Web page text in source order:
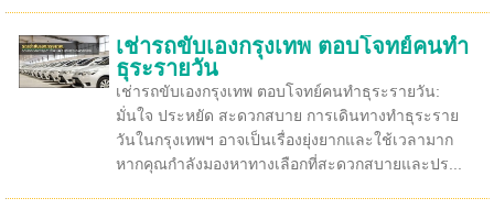
เช่ารถขับเองกรุงเทพ ตอบโจทย์คนทำ
ธุระรายวัน
เช่ารถขับเองกรุงเทพ ตอบโจทย์คนทำธุระรายวัน:
มั่นใจ ประหยัด สะดวกสบาย การเดินทางทำธุระราย
วันในกรุงเทพฯ อาจเป็นเรื่องยุ่งยากและใช้เวลามาก
หากคุณกำลังมองหาทางเลือกที่สะดวกสบายและปร...